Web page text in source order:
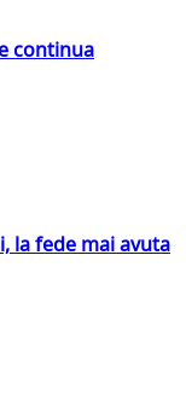
continua
la fede mai avuta